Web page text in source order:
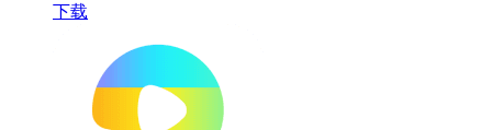
下载